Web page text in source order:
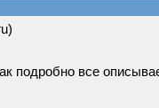
подробно все